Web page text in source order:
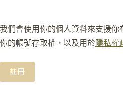
我們會使用你的個人資料來支援你
你的帳號存取權，以及用於隱私權
註冊